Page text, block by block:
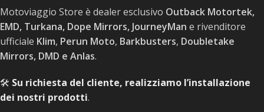
Motoviaggio Store è dealer esclusivo Outback Motortek,
EMD, Turkana, Dope Mirrors, JourneyMan e rivenditore
ufficiale Klim, Perun Moto, Barkbusters, Doubletake
Mirrors, DMD e Anlas.
🛠️ Su richiesta del cliente, realizziamo l’installazione
dei nostri prodotti.